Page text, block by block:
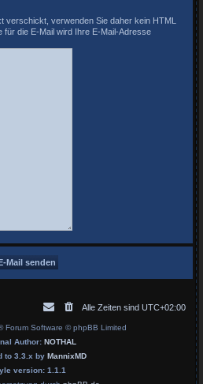
verschickt, verwenden Sie daher kein HTML
die E-Mail wird Ihre E-Mail-Adresse
Alle Zeiten sind UTC+02:00
Forum Software © phpBB Limited
Author: NOTHAL
to 3.3.x by MannixMD
version: 1.1.1